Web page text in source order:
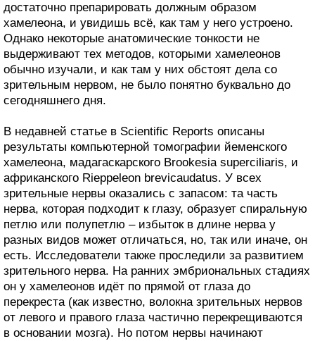
достаточно препарировать должным образом
хамелеона, и увидишь всё, как там у него устроено.
Однако некоторые анатомические тонкости не
выдерживают тех методов, которыми хамелеонов
обычно изучали, и как там у них обстоят дела со
зрительным нервом, не было понятно буквально до
сегодняшнего дня.
В недавней статье в Scientific Reports описаны
результаты компьютерной томографии йеменского
хамелеона, мадагаскарского Brookesia superciliaris, и
африканского Rieppeleon brevicaudatus. У всех
зрительные нервы оказались с запасом: та часть
нерва, которая подходит к глазу, образует спиральную
петлю или полупетлю – избыток в длине нерва у
разных видов может отличаться, но, так или иначе, он
есть. Исследователи также проследили за развитием
зрительного нерва. На ранних эмбриональных стадиях
он у хамелеонов идёт по прямой от глаза до
перекреста (как известно, волокна зрительных нервов
от левого и правого глаза частично перекрещиваются
в основании мозга). Но потом нервы начинают